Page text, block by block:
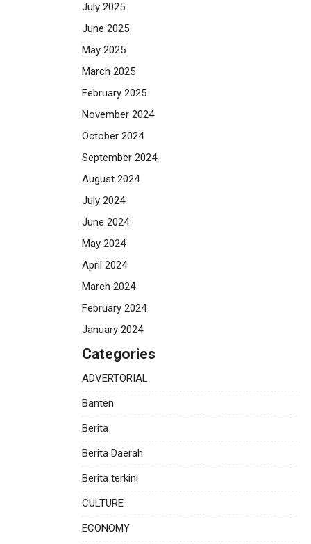
July 2025
June 2025
May 2025
March 2025
February 2025
November 2024
October 2024
September 2024
August 2024
July 2024
June 2024
May 2024
April 2024
March 2024
February 2024
January 2024
Categories
ADVERTORIAL
Banten
Berita
Berita Daerah
Berita terkini
CULTURE
ECONOMY